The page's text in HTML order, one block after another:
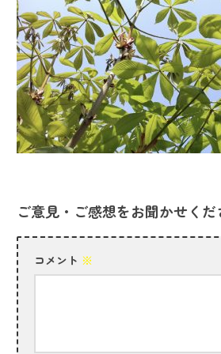
ご意見・ご感想をお聞かせくだ
コメント ※